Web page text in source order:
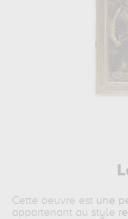
Cette oeuvre est une
appartenant au style